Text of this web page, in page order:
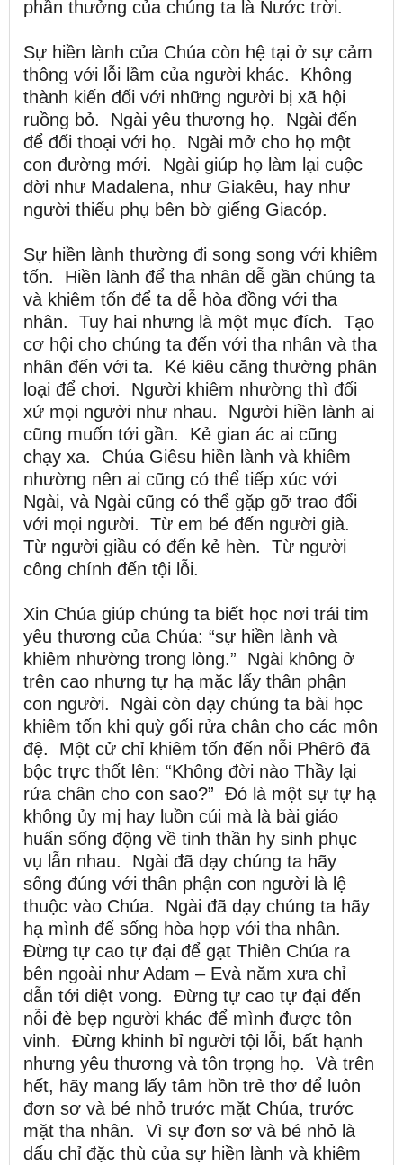
phần thưởng của chúng ta là Nước trời.
Sự hiền lành của Chúa còn hệ tại ở sự cảm
thông với lỗi lầm của người khác. Không
thành kiến đối với những người bị xã hội
ruồng bỏ. Ngài yêu thương họ. Ngài đến
để đối thoại với họ. Ngài mở cho họ một
con đường mới. Ngài giúp họ làm lại cuộc
đời như Madalena, như Giakêu, hay như
người thiếu phụ bên bờ giếng Giacóp.
Sự hiền lành thường đi song song với khiêm
tốn. Hiền lành để tha nhân dễ gần chúng ta
và khiêm tốn để ta dễ hòa đồng với tha
nhân. Tuy hai nhưng là một mục đích. Tạo
cơ hội cho chúng ta đến với tha nhân và tha
nhân đến với ta. Kẻ kiêu căng thường phân
loại để chơi. Người khiêm nhường thì đối
xử mọi người như nhau. Người hiền lành ai
cũng muốn tới gần. Kẻ gian ác ai cũng
chạy xa. Chúa Giêsu hiền lành và khiêm
nhường nên ai cũng có thể tiếp xúc với
Ngài, và Ngài cũng có thể gặp gỡ trao đổi
với mọi người. Từ em bé đến người già.
Từ người giầu có đến kẻ hèn. Từ người
công chính đến tội lỗi.
Xin Chúa giúp chúng ta biết học nơi trái tim
yêu thương của Chúa: “sự hiền lành và
khiêm nhường trong lòng.” Ngài không ở
trên cao nhưng tự hạ mặc lấy thân phận
con người. Ngài còn dạy chúng ta bài học
khiêm tốn khi quỳ gối rửa chân cho các môn
đệ. Một cử chỉ khiêm tốn đến nỗi Phêrô đã
bộc trực thốt lên: “Không đời nào Thầy lại
rửa chân cho con sao?” Đó là một sự tự hạ
không ủy mị hay luồn cúi mà là bài giáo
huấn sống động về tinh thần hy sinh phục
vụ lẫn nhau. Ngài đã dạy chúng ta hãy
sống đúng với thân phận con người là lệ
thuộc vào Chúa. Ngài đã dạy chúng ta hãy
hạ mình để sống hòa hợp với tha nhân.
Đừng tự cao tự đại để gạt Thiên Chúa ra
bên ngoài như Adam – Evà năm xưa chỉ
dẫn tới diệt vong. Đừng tự cao tự đại đến
nỗi đè bẹp người khác để mình được tôn
vinh. Đừng khinh bỉ người tội lỗi, bất hạnh
nhưng yêu thương và tôn trọng họ. Và trên
hết, hãy mang lấy tâm hồn trẻ thơ để luôn
đơn sơ và bé nhỏ trước mặt Chúa, trước
mặt tha nhân. Vì sự đơn sơ và bé nhỏ là
dấu chỉ đặc thù của sự hiền lành và khiêm